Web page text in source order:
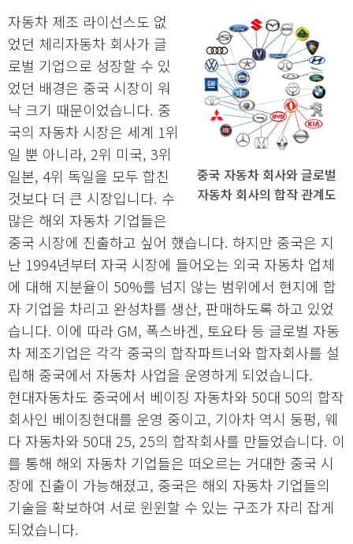
중국 자동차 회사와 글로벌
자동차 회사의 합작 관계도
자동차 제조 라이선스도 없
었던 체리자동차 회사가 글
로벌 기업으로 성장할 수 있
었던 배경은 중국 시장이 워
낙 크기 때문이었습니다. 중
국의 자동차 시장은 세계 1위
일 뿐 아니라, 2위 미국, 3위
일본, 4위 독일을 모두 합친
것보다 더 큰 시장입니다. 수
많은 해외 자동차 기업들은
중국 시장에 진출하고 싶어 했습니다. 하지만 중국은 지
난 1994년부터 자국 시장에 들어오는 외국 자동차 업체
에 대해 지분율이 50%를 넘지 않는 범위에서 현지에 합
자 기업을 차리고 완성차를 생산, 판매하도록 하고 있었
습니다. 이에 따라 GM, 폭스바겐, 토요타 등 글로벌 자동
차 제조기업은 각각 중국의 합작파트너와 합자회사를 설
립해 중국에서 자동차 사업을 운영하게 되었습니다.
현대자동차도 중국에서 베이징 자동차와 50대 50의 합작
회사인 베이징현대를 운영 중이고, 기아차 역시 둥펑, 웨
다 자동차와 50대 25, 25의 합작회사를 만들었습니다. 이
를 통해 해외 자동차 기업들은 떠오르는 거대한 중국 시
장에 진출이 가능해졌고, 중국은 해외 자동차 기업들의
기술을 확보하여 서로 윈윈할 수 있는 구조가 자리 잡게
되었습니다.